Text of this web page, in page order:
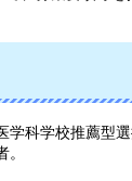
学科学校推薦型